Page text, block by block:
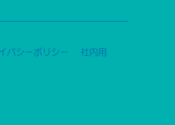
バシーポリシー 社内用